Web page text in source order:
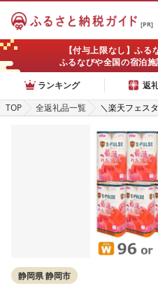
[PR]
【付与上限なし】ふる
ふるなびや全国の宿泊
ランキング
返
TOP
全返礼品一覧
＼楽天フェス
ーパー ダブル
ね25m 香り付
いい おしゃれ
静岡県 静岡市